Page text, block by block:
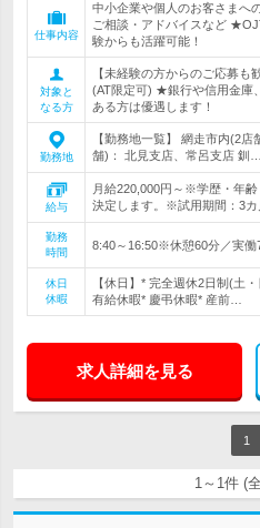
仕事内容
中小企業や個人のお客さまへ
ご相談・アドバイスなど
験からも活躍可能！
対象と
なる方
【未経験の方からのご応募
(AT限定可) ★銀行や信用金庫
ある方は優遇します！
勤務地
【勤務地一覧】 網走市内(2
舗)： 北見支店、常呂支店 釧…
給与
月給220,000円～※学歴・年
決定します。※試用期間：3カ
勤務
時間
8:40～16:50※休憩60分／実働
休日
休暇
【休日】* 完全週休2日制(土
有給休暇* 慶弔休暇* 産前…
求人詳細を見る
1
1～1件 (